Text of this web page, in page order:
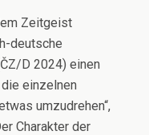
Zeitgeist
deutsche
D 2024) einen
die einzelnen
umzudrehen“,
Charakter der